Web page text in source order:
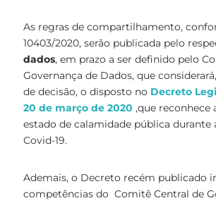
As regras de compartilhamento,
10403/2020, serão publicada pelo
dados, em prazo a ser definido pelo
Governança de Dados, que
de decisão, o disposto no Decreto
20 de março de 2020 ,que reconhece
estado de calamidade pública durante
Covid-19.
Ademais, o Decreto recém publicado
competências do Comitê Central de